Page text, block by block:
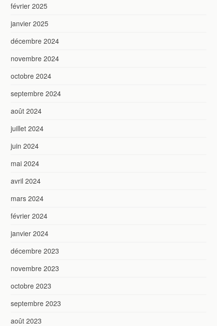
février 2025
janvier 2025
décembre 2024
novembre 2024
octobre 2024
septembre 2024
août 2024
juillet 2024
juin 2024
mai 2024
avril 2024
mars 2024
février 2024
janvier 2024
décembre 2023
novembre 2023
octobre 2023
septembre 2023
août 2023